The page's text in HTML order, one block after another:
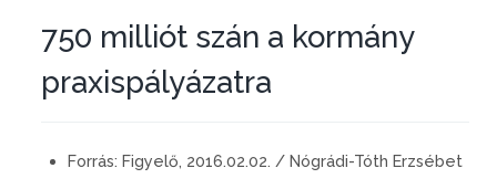
750 milliót szán a kormány
praxispályázatra
Forrás: Figyelő, 2016.02.02. / Nógrádi-Tóth Erzsébet